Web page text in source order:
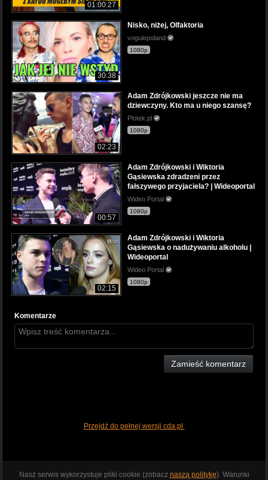
01:00:27
30:38
Nisko, niżej, Olfaktoria
vogulepoland
1080p
02:23
Adam Zdrójkowski jeszcze nie ma
dziewczyny. Kto ma u niego szansę?
Plotek.pl
1080p
00:57
Adam Zdrójkowski i Wiktoria
Gąsiewska zdradzeni przez
fałszywego przyjaciela? | Wideoportal
Wideo Portal
1080p
02:15
Adam Zdrójkowski i Wiktoria
Gąsiewska o nadużywaniu alkoholu |
Wideoportal
Wideo Portal
1080p
Komentarze
Zamieść komentarz
Przejdź do pełnej wersji cda.pl
Nasz serwis wykorzystuje pliki cookie (zobacz naszą politykę). Warunki